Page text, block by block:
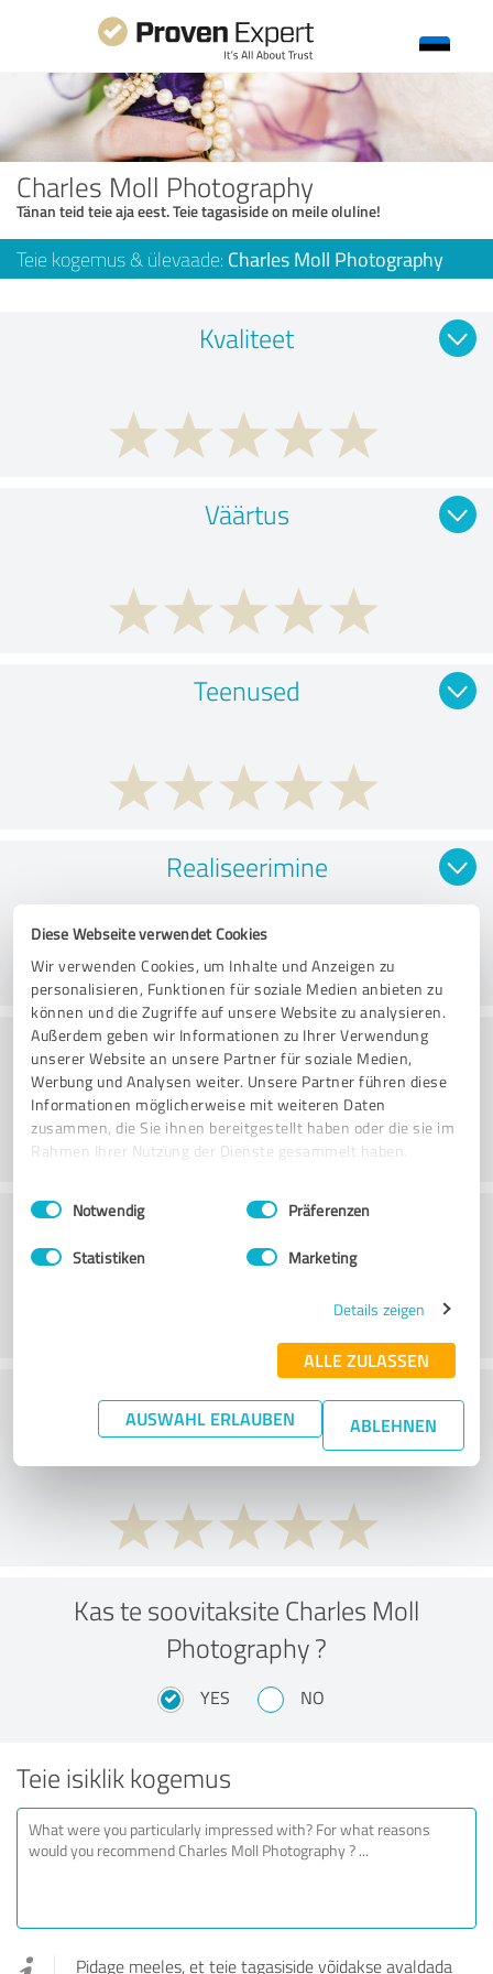
Diese Webseite verwendet Cookies
Wir verwenden Cookies, um Inhalte und Anzeigen zu
personalisieren, Funktionen für soziale Medien anbieten zu
können und die Zugriffe auf unsere Website zu analysieren.
Außerdem geben wir Informationen zu Ihrer Verwendung
unserer Website an unsere Partner für soziale Medien,
Werbung und Analysen weiter. Unsere Partner führen diese
Informationen möglicherweise mit weiteren Daten
zusammen, die Sie ihnen bereitgestellt haben oder die sie im
Rahmen Ihrer Nutzung der Dienste gesammelt haben.
Impressum Datenschutzbestimmungen
Einwilligungsauswahl
Notwendig Präferenzen
Statistiken Marketing
Details zeigen
ALLE ZULASSEN
AUSWAHL ERLAUBEN ABLEHNEN
Charles Moll Photography
Tänan teid teie aja eest. Teie tagasiside on meile oluline!
Teie kogemus & ülevaade: Charles Moll Photography
Kvaliteet
Väärtus
Teenused
Realiseerimine
Konsultatsioon
Klienditeenindus
What do you think of the price to
performance ratio?
Kas te soovitaksite Charles Moll
Photography ?
YES NO
Teie isiklik kogemus
Pidage meeles, et teie tagasiside võidakse avaldada